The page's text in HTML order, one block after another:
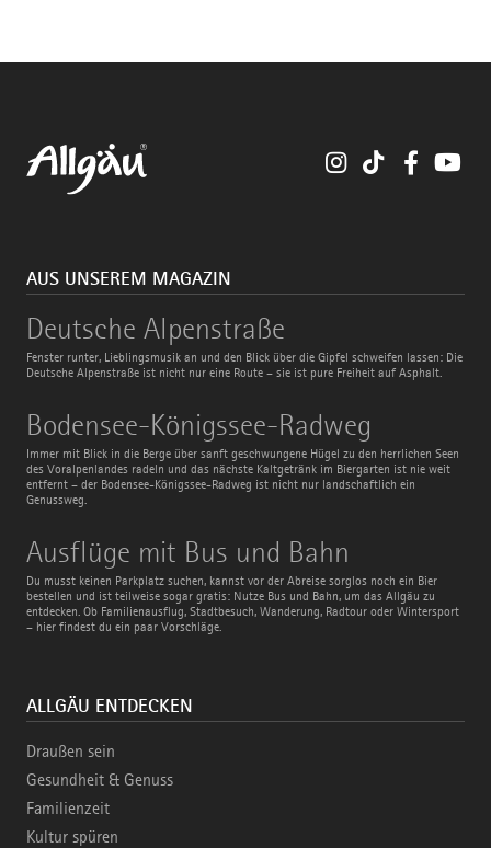
InstagramTikTok
AUS UNSEREM MAGAZIN
Deutsche Alpenstraße
Fenster runter, Lieblingsmusik an und den Blick über die Gipfel schweifen lassen: Die
Deutsche Alpenstraße ist nicht nur eine Route – sie ist pure Freiheit auf Asphalt.
Deutsche
Alpenstraße
Bodensee-Königssee-Radweg
Immer mit Blick in die Berge über sanft geschwungene Hügel zu den herrlichen Seen
des Voralpenlandes radeln und das nächste Kaltgetränk im Biergarten ist nie weit
entfernt – der Bodensee-Königssee-Radweg ist nicht nur landschaftlich ein
Genussweg.
Bodensee-
Königssee-
Radweg
Ausflüge mit Bus und Bahn
Du musst keinen Parkplatz suchen, kannst vor der Abreise sorglos noch ein Bier
bestellen und ist teilweise sogar gratis: Nutze Bus und Bahn, um das Allgäu zu
entdecken. Ob Familienausflug, Stadtbesuch, Wanderung, Radtour oder Wintersport
– hier findest du ein paar Vorschläge.
Ausflüge
mit
Bus
und
Bahn
ALLGÄU ENTDECKEN
Draußen sein
Gesundheit & Genuss
Familienzeit
Kultur spüren